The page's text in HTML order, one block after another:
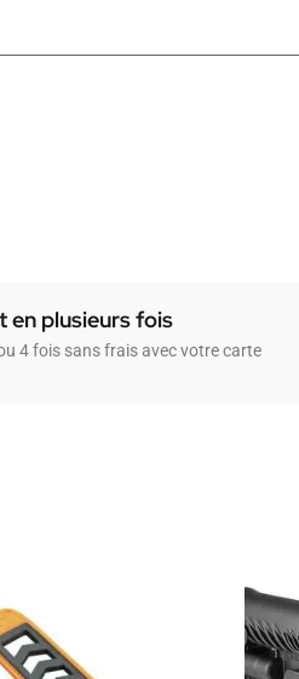
en plusieurs fois
4 fois sans frais avec votre carte